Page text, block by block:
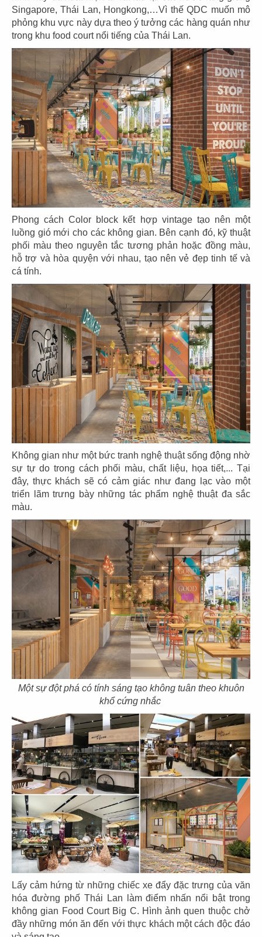
Singapore, Thái Lan, Hongkong,…Vì thế QDC muốn mô
phỏng khu vực này dựa theo ý tưởng các hàng quán như
trong khu food court nổi tiếng của Thái Lan.
Phong cách Color block kết hợp vintage tạo nên một
luồng gió mới cho các không gian. Bên cạnh đó, kỹ thuật
phối màu theo nguyên tắc tương phản hoặc đồng màu,
hỗ trợ và hòa quyện với nhau, tạo nên vẻ đẹp tinh tế và
cá tính.
Không gian như một bức tranh nghệ thuật sống động nhờ
sự tự do trong cách phối màu, chất liệu, họa tiết,... Tại
đây, thực khách sẽ có cảm giác như đang lạc vào một
triển lãm trưng bày những tác phẩm nghệ thuật đa sắc
màu.
Một sự đột phá có tính sáng tạo không tuân theo khuôn
khổ cứng nhắc
Lấy cảm hứng từ những chiếc xe đẩy đặc trưng của văn
hóa đường phố Thái Lan làm điểm nhấn nổi bật trong
không gian Food Court Big C. Hình ảnh quen thuộc chở
đầy những món ăn đến với thực khách một cách độc đáo
09
KOI THÉ
CN Nguyễn Tri Phương
10
KOI THÉ
CN Estella
11
KOI THÉ
CN Biên Hòa
12
KOI CAFÉ
CN Nguyễn Đức Cảnh
13
KOI THÉ
CN Nguyễn Gia Trí
14
KOI CAFÉ
CN Q.3
15
AMERICANO
COFFEE
16
DAO NIU GUO
CN Nguyễn Tri Phương
17
CN Cao Thắng
18
CN Vincom Q9
19
DRAGON HOTPOT
CN Landmark 81
20
DRAGON HOTPOT
CN Trần Quang Khải
21
SAN FU LOU
CN Hikari - Bình Dương
22
SAN FU LOU
CN Vincom Đồng Khởi
23
HOÀNG TÂM
CN Vinhomes - Q. Bình Thạnh
24
HOÀNG TÂM
CN Nguyễn Cảnh Chân - Q.1